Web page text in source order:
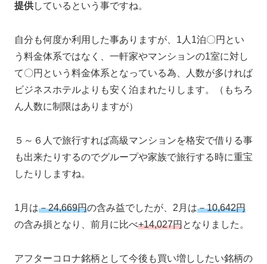
提供しているという事ですね。
自分も何度か利用した事ありますが、1人1泊〇円とい
う料金体系ではなく、一軒家やマンションの1室に対し
て〇円という料金体系となっている為、人数が多ければ
ビジネスホテルよりも安く泊まれたりします。（もちろ
ん人数に制限はありますが）
５～６人で旅行すれば高級マンションを格安で借りる事
も出来たりするのでグループや家族で旅行する時に重宝
したりしますね。
1月は－24,669円の含み益でしたが、2月は－10,642円
の含み損となり、前月に比べ+14,027円となりました。
アフターコロナ銘柄として今後も買い増ししたい銘柄の